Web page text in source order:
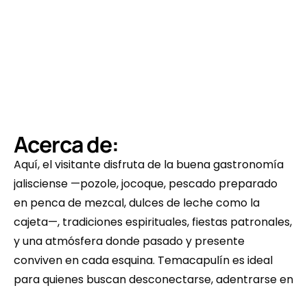
Acerca de:
Aquí, el visitante disfruta de la buena gastronomía
jalisciense —pozole, jocoque, pescado preparado
en penca de mezcal, dulces de leche como la
cajeta—, tradiciones espirituales, fiestas patronales,
y una atmósfera donde pasado y presente
conviven en cada esquina. Temacapulín es ideal
para quienes buscan desconectarse, adentrarse en